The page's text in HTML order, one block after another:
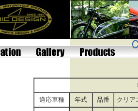
適応車種
年式 品番 クリア